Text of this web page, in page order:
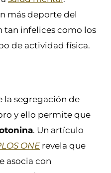
más deporte del
tan infelices como los
de actividad física.
la segregación de
y ello permite que
. Un artículo
ONErevela que
asocia con